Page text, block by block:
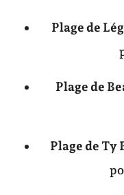
Plage de
Plage de
Plage de Ty